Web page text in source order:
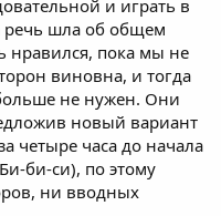
и играть в
речь шла об общем
нравился, пока мы не
виновна, и тогда
не нужен. Они
новый вариант
четыре часа до начала
би-си), по этому
ни вводных